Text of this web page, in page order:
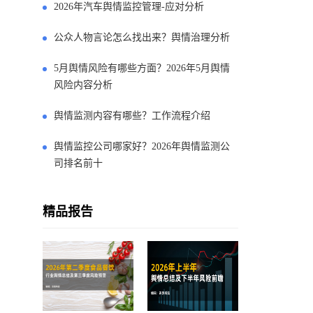
2026年汽车舆情监控管理-应对分析
公众人物言论怎么找出来？舆情治理分析
5月舆情风险有哪些方面？2026年5月舆情
风险内容分析
舆情监测内容有哪些？工作流程介绍
舆情监控公司哪家好？2026年舆情监测公
司排名前十
精品报告